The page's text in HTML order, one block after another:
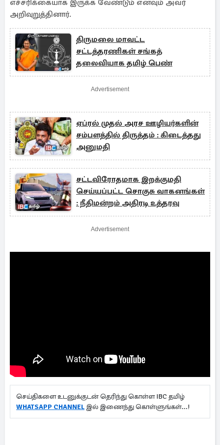
எச்சரிக்கையாக இருக்க வேண்டும் எனவும் அவர்
அறிவுறுத்தினார்.
திருமலை மாவட்ட
சட்டத்தரணிகள் சங்கத்
தலைவியாக தமிழ் பெண்
Advertisement
ஏப்ரல் முதல் அரச ஊழியர்களின்
சம்பளத்தில் திருத்தம் : கிடைத்தது
அனுமதி
சட்டவிரோதமாக இறக்குமதி
செய்யப்பட்ட சொகுசு வாகனங்கள்
: நீதிமன்றம் அதிரடி உத்தரவு
Advertisement
செய்திகளை உடனுக்குடன் தெரிந்து கொள்ள IBC தமிழ்
WHATSAPP CHANNEL இல் இணைந்து கொள்ளுங்கள்...!